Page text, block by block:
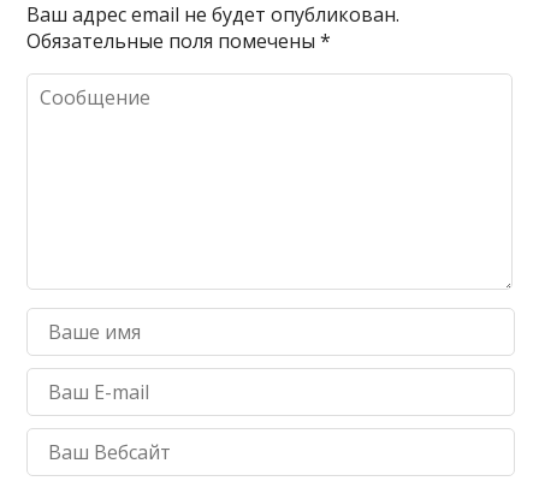
Ваш адрес email не будет опубликован.
Обязательные поля помечены*